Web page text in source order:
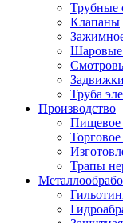
Трубные
Клапаны
Задвижки
Труба
Производство
Пищевое
Трапы